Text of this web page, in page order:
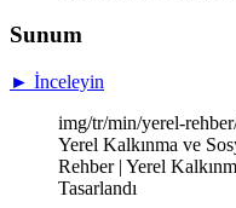
Sunum
► İnceleyin
img/tr/min/yerel-
Yerel Kalkınma ve
Rehber | Yerel
Tasarlandı